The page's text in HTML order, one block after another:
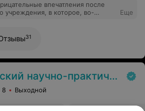
впечатления после
учреждения, в которое, во-
разочаровывает больше всего -
пользы. Примечательно как отдают
просят подождать в коридоре, а
без каких-либо
сам что, как и когда
к пациенту.
Еще
31
центр трансплантации органов и тканей
8 Выходной